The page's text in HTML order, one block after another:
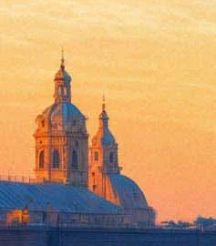
Кинчев
09 августа 2018,
Константин Кинчев и группа
Композиция предваряет новый